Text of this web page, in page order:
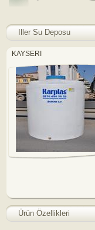
Iller Su Deposu
KAYSERI
Ürün Özellikleri